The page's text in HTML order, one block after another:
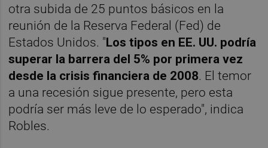
otra subida de 25 puntos básicos en la
reunión de la Reserva Federal (Fed) de
Estados Unidos. "Los tipos en EE. UU. podría
superar la barrera del 5% por primera vez
desde la crisis financiera de 2008. El temor
a una recesión sigue presente, pero esta
podría ser más leve de lo esperado", indica
Robles.